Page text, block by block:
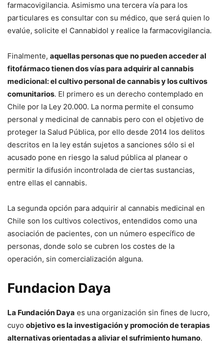
farmacovigilancia. Asimismo una tercera vía para los
particulares es consultar con su médico, que será quien lo
evalúe, solicite el Cannabidol y realice la farmacovigilancia.
Finalmente, aquellas personas que no pueden acceder al
fitofármaco tienen dos vías para adquirir al cannabis
medicional: el cultivo personal de cannabis y los cultivos
comunitarios. El primero es un derecho contemplado en
Chile por la Ley 20.000. La norma permite el consumo
personal y medicinal de cannabis pero con el objetivo de
proteger la Salud Pública, por ello desde 2014 los delitos
descritos en la ley están sujetos a sanciones sólo si el
acusado pone en riesgo la salud pública al planear o
permitir la difusión incontrolada de ciertas sustancias,
entre ellas el cannabis.
La segunda opción para adquirir al cannabis medicinal en
Chile son los cultivos colectivos, entendidos como una
asociación de pacientes, con un número específico de
personas, donde solo se cubren los costes de la
operación, sin comercialización alguna.
Fundacion Daya
La Fundación Daya es una organización sin fines de lucro,
cuyo objetivo es la investigación y promoción de terapias
alternativas orientadas a aliviar el sufrimiento humano.